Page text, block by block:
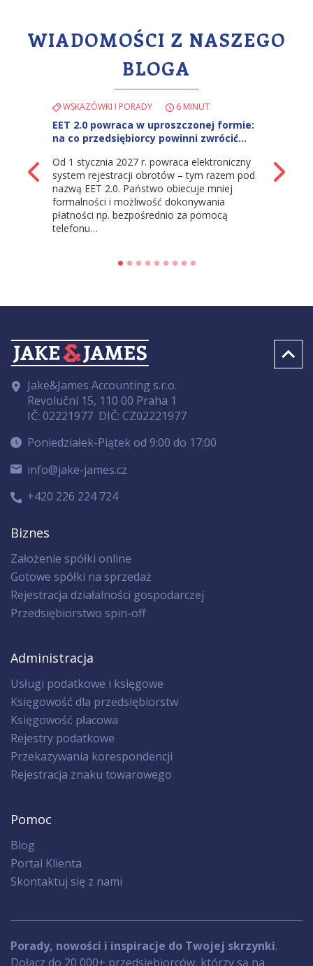
WIADOMOŚCI Z NASZEGO
BLOGA
z powrotem
WSKAZÓWKI I PORADY 6 MINUT
EET 2.0 powraca w uproszczonej formie:
na co przedsiębiorcy powinni zwrócić…
Od 1 stycznia 2027 r. powraca elektroniczny
system rejestracji obrotów – tym razem pod
nazwą EET 2.0. Państwo obiecuje mniej
formalności i możliwość dokonywania
płatności np. bezpośrednio za pomocą
telefonu…
Jake&James Accounting s.r.o.
Revoluční 15, 110 00 Praha 1
IČ: 02221977 DIČ: CZ02221977
Poniedziałek-Piątek od 9:00 do 17:00
info@jake-james.cz
+420 226 224 724
Biznes
Założenie spółki online
Gotowe spółki na sprzedaż
Rejestracja działalności gospodarczej
Przedsiębiorstwo spin-off
Administracja
Usługi podatkowe i księgowe
Księgowość dla przedsiębiorstw
Księgowość płacowa
Rejestry podatkowe
Przekazywania korespondencji
Rejestracja znaku towarowego
Pomoc
Blog
Portal Klienta
Skontaktuj się z nami
Porady, nowości i inspiracje do Twojej skrzynki.
Dołącz do 20 000+ przedsiębiorców, którzy są na